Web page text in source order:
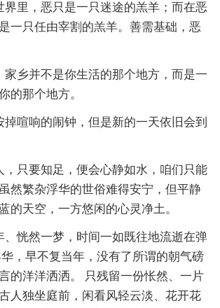
界里，恶只是一只迷途的羔羊；而在恶
一只任由宰割的羔羊。善需基础，恶
家乡并不是你生活的那个地方，而是一
的那个地方。
掉喧响的闹钟，但是新的一天依旧会到
，只要知足，便会心静如水，咱们只能
然繁杂浮华的世俗难得安宁，但平静
的天空，一方悠闲的心灵净土。
、恍然一梦，时间一如既往地流逝在弹
，早不复当年，没有了所谓的朝气磅
的洋洋洒洒。 只残留一份怅然、一片
人独坐庭前，闲看风轻云淡、花开花